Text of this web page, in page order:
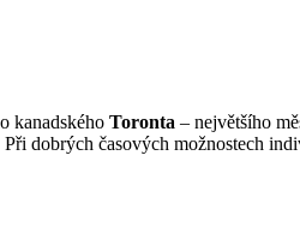
kanadského Toronta – největšího
dobrých časových možnostech